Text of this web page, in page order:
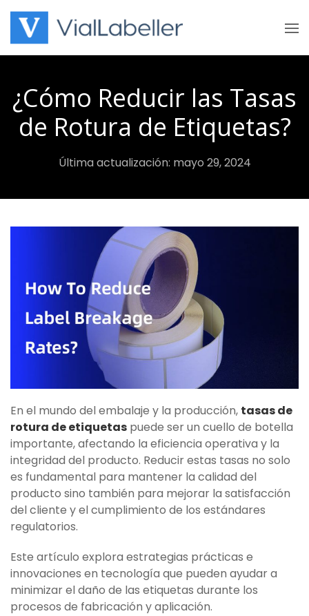
Skip
content
¿Cómo Reducir las Tasas
de Rotura de Etiquetas?
Última actualización: mayo 29, 2024
En el mundo del embalaje y la producción, tasas de
rotura de etiquetas puede ser un cuello de botella
importante, afectando la eficiencia operativa y la
integridad del producto. Reducir estas tasas no solo
es fundamental para mantener la calidad del
producto sino también para mejorar la satisfacción
del cliente y el cumplimiento de los estándares
regulatorios.
Este artículo explora estrategias prácticas e
innovaciones en tecnología que pueden ayudar a
minimizar el daño de las etiquetas durante los
procesos de fabricación y aplicación.